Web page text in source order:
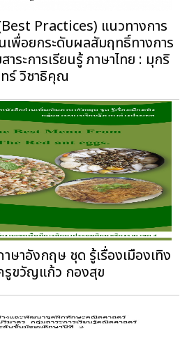
Practices) แนวทางการ
อยกระดับผลสัมฤทธิ์ทางการ
ระการเรียนรู้ ภาษาไทย : มุกริ
ร์ วิชาธิคุณ
ษาอังกฤษ ชุด รู้เรื่องเมืองเทิง
รูขวัญแก้ว กองสุข